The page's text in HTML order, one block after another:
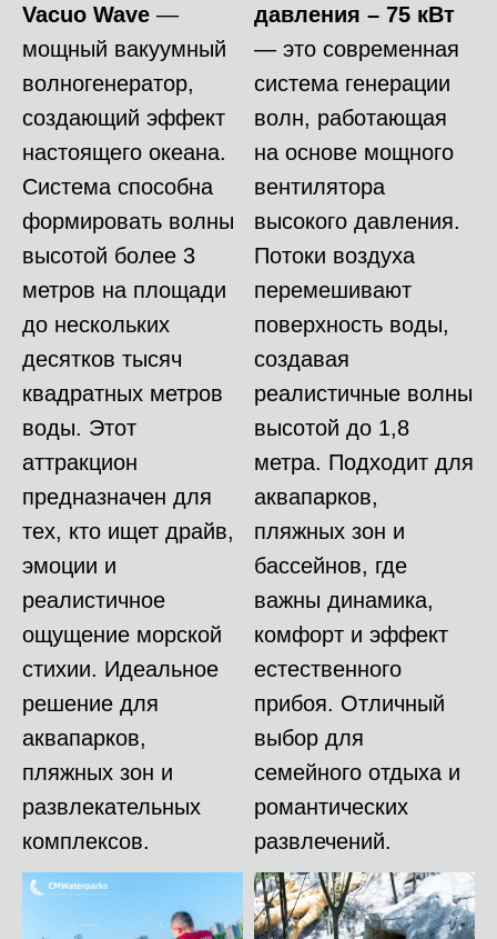
Vacuo Wave —
мощный вакуумный
волногенератор,
создающий эффект
настоящего океана.
Система способна
формировать волны
высотой более 3
метров на площади
до нескольких
десятков тысяч
квадратных метров
воды. Этот
аттракцион
предназначен для
тех, кто ищет драйв,
эмоции и
реалистичное
ощущение морской
стихии. Идеальное
решение для
аквапарков,
пляжных зон и
развлекательных
комплексов.
давления – 75 кВт
— это современная
система генерации
волн, работающая
на основе мощного
вентилятора
высокого давления.
Потоки воздуха
перемешивают
поверхность воды,
создавая
реалистичные волны
высотой до 1,8
метра. Подходит для
аквапарков,
пляжных зон и
бассейнов, где
важны динамика,
комфорт и эффект
естественного
прибоя. Отличный
выбор для
семейного отдыха и
романтических
развлечений.